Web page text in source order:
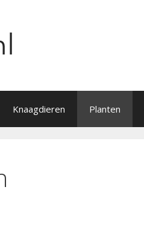
Knaagdieren Planten